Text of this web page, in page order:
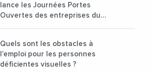
lance les Journées Portes
Ouvertes des entreprises du
Quels sont les obstacles à
l’emploi pour les personnes
déficientes visuelles ?